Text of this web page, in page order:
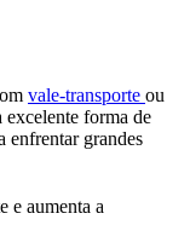
vale-transporte ou
excelente forma de
enfrentar grandes
e aumenta a